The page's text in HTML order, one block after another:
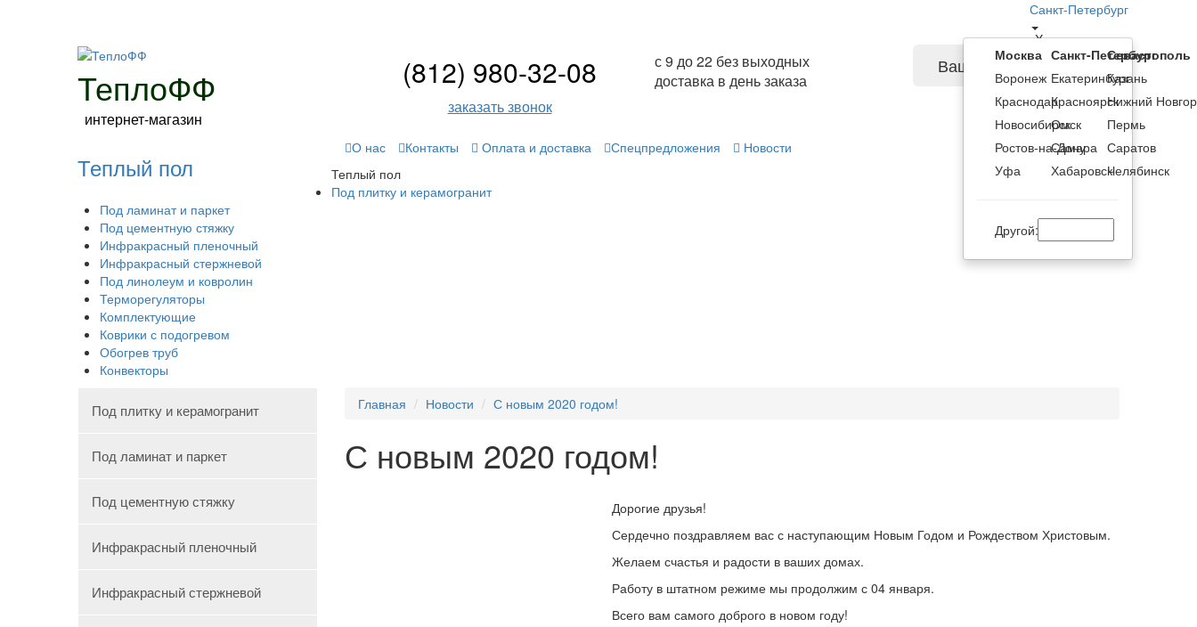
Санкт-Петербург
X
Москва Санкт-Петербург
Севастополь
Воронеж Екатеринбург
Казань
КраснодарКрасноярскНижний
Новосибирск
Омск
Пермь
Ростов-на-Дону
Самара Саратов
Уфа
ХабаровскЧелябинск
Другой:
ТеплоФФ
интернет-магазин
(812) 980-32-08
заказать звонок
с 9 до 22 без выходных
доставка в день заказа
Ваша корзина
Теплый пол
О нас Контакты Оплата и доставка Спецпредложения
Новости
Теплый пол
Под плитку и керамогранит
Под ламинат и паркет
Под цементную стяжку
Инфракрасный пленочный
Инфракрасный стержневой
Под линолеум и ковролин
Терморегуляторы
Комплектующие
Коврики с подогревом
Обогрев труб
Конвекторы
Под плитку и керамогранит
Под ламинат и паркет
Под цементную стяжку
Инфракрасный пленочный
Инфракрасный стержневой
Главная Новости С новым 2020 годом!
С новым 2020 годом!
Дорогие друзья!
Сердечно поздравляем вас с наступающим Новым Годом и Рождеством Христовым.
Желаем счастья и радости в ваших домах.
Работу в штатном режиме мы продолжим с 04 января.
Всего вам самого доброго в новом году!